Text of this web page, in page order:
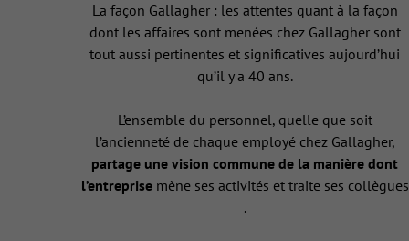
La façon Gallagher : les attentes quant à la façon
dont les affaires sont menées chez Gallagher sont
tout aussi pertinentes et significatives aujourd’hui
qu’il y a 40 ans.
L’ensemble du personnel, quelle que soit
l’ancienneté de chaque employé chez Gallagher,
partage une vision commune de la manière dont
l’entreprisemène ses activités et traite ses collègues
.